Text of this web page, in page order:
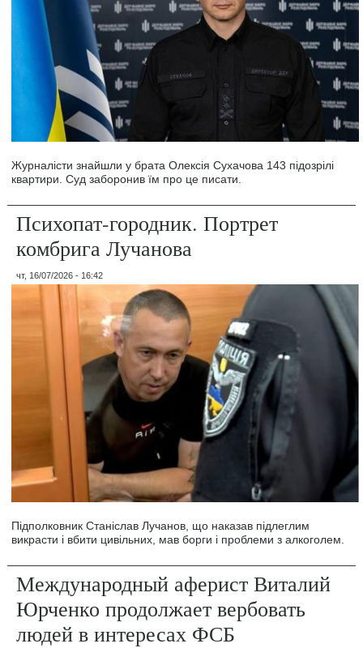
Журналісти знайшли у брата Олексія Сухачова 143 підозрілі
квартири. Суд заборонив їм про це писати.
Психопат-городник. Портрет
комбрига Лучанова
чт, 16/07/2026 - 16:42
Підполковник Станіслав Лучанов, що наказав підлеглим
викрасти і вбити цивільних, мав борги і проблеми з алкоголем.
Международный аферист Виталий
Юрченко продолжает вербовать
людей в интересах ФСБ